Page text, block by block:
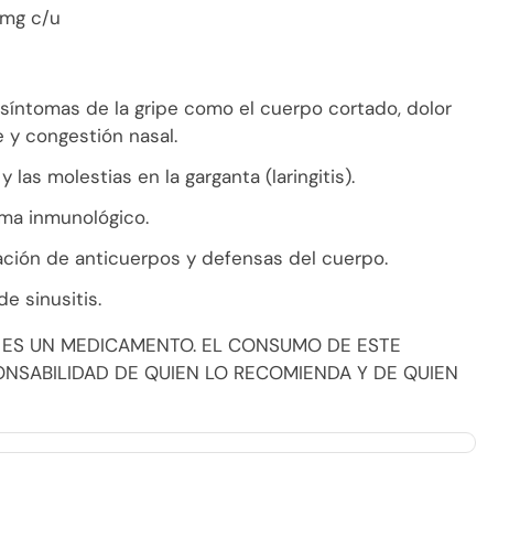
c/u
de la gripe como el cuerpo cortado, dolor
y congestión nasal.
las molestias en la garganta (laringitis).
inmunológico.
de anticuerpos y defensas del cuerpo.
sinusitis.
UN MEDICAMENTO. EL CONSUMO DE ESTE
DE QUIEN LO RECOMIENDA Y DE QUIEN